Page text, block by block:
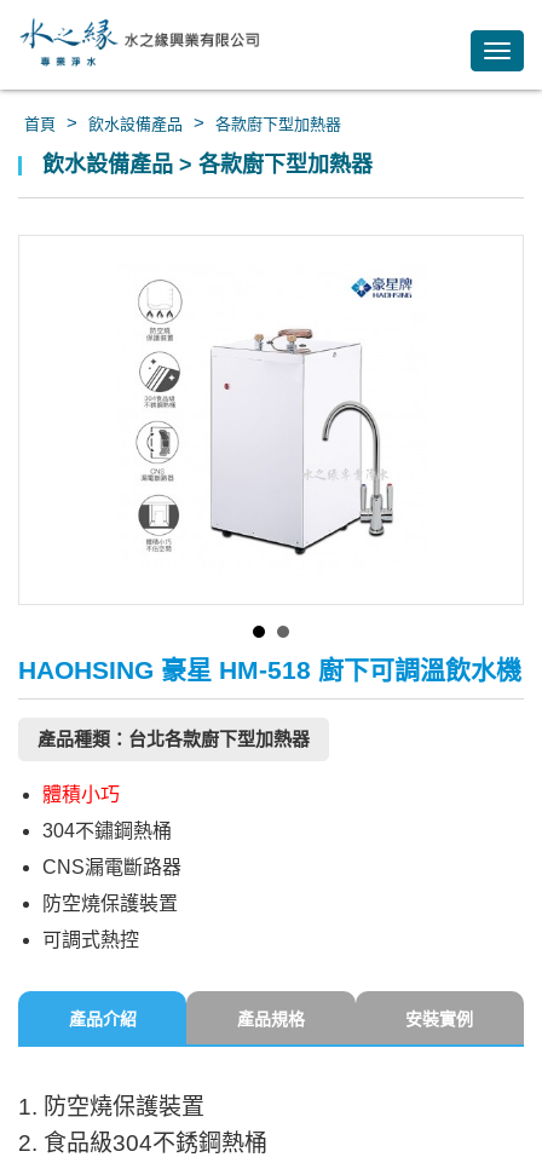
首頁 > 飲水設備產品 > 各款廚下型加熱器
飲水設備產品 > 各款廚下型加熱器
HAOHSING 豪星 HM-518 廚下可調溫飲水機
產品種類：台北各款廚下型加熱器
體積小巧
304不鏽鋼熱桶
CNS漏電斷路器
防空燒保護裝置
可調式熱控
產品介紹 產品規格 安裝實例
1. 防空燒保護裝置
2. 食品級304不銹鋼熱桶